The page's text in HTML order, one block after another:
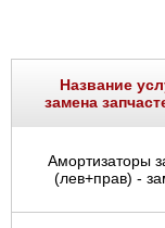
Название
замена
Амортизаторы
(лев+прав) -